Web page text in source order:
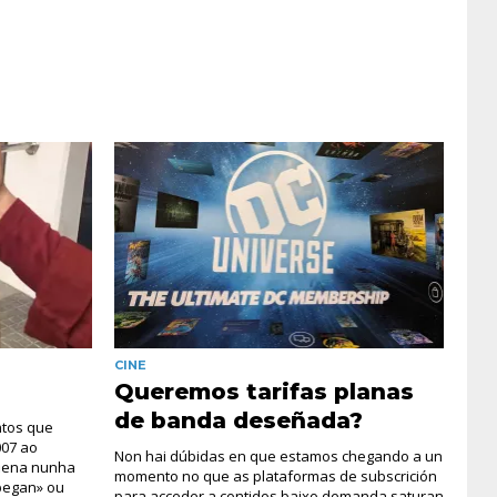
que
ao
nunha
ou
CINE
Queremos tarifas planas
de banda deseñada?
Non hai dúbidas en que estamos chegando a un
momento no que as plataformas de subscrición